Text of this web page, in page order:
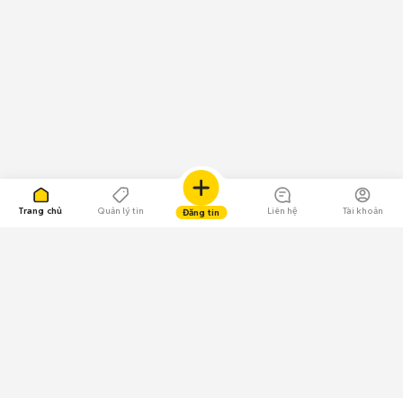
Trang chủ Quản lý tin Đăng tin Liên hệ Tài khoản